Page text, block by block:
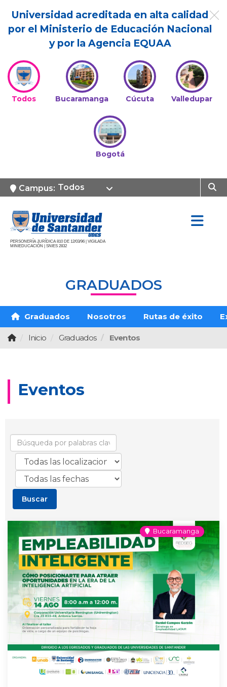
Universidad acreditada en alta calidad
por el Ministerio de Educación Nacional
y por la Agencia EQUAA
Todos Bucaramanga Cúcuta Valledupar
Bogotá
Campus: Todos
PERSONERÍA JURÍDICA 810 DE 12/03/96 | VIGILADA
MINIEDUCACIÓN | SNIES 2832
GRADUADOS
Graduados Nosotros Rutas de éxito
Inicio Graduados Eventos
Eventos
Bucaramanga